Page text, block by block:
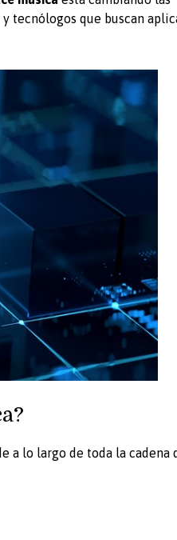
y tecnólogos que buscan
a lo largo de toda la cadena